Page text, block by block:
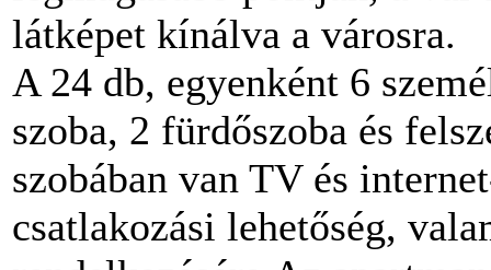
látképet kínálva a városra.
A 24 db, egyenként 6
szoba, 2 fürdőszoba és
szobában van TV és
csatlakozási lehetőség,